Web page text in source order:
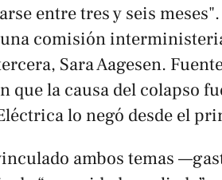
entre tres y seis
comisión
Sara Aagesen.
que la causa del colapso
lo negó desde el
ambos temas